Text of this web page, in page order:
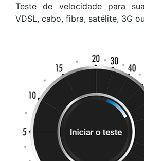
Teste de velocidade para
VDSL, cabo, fibra, satélite, 3G